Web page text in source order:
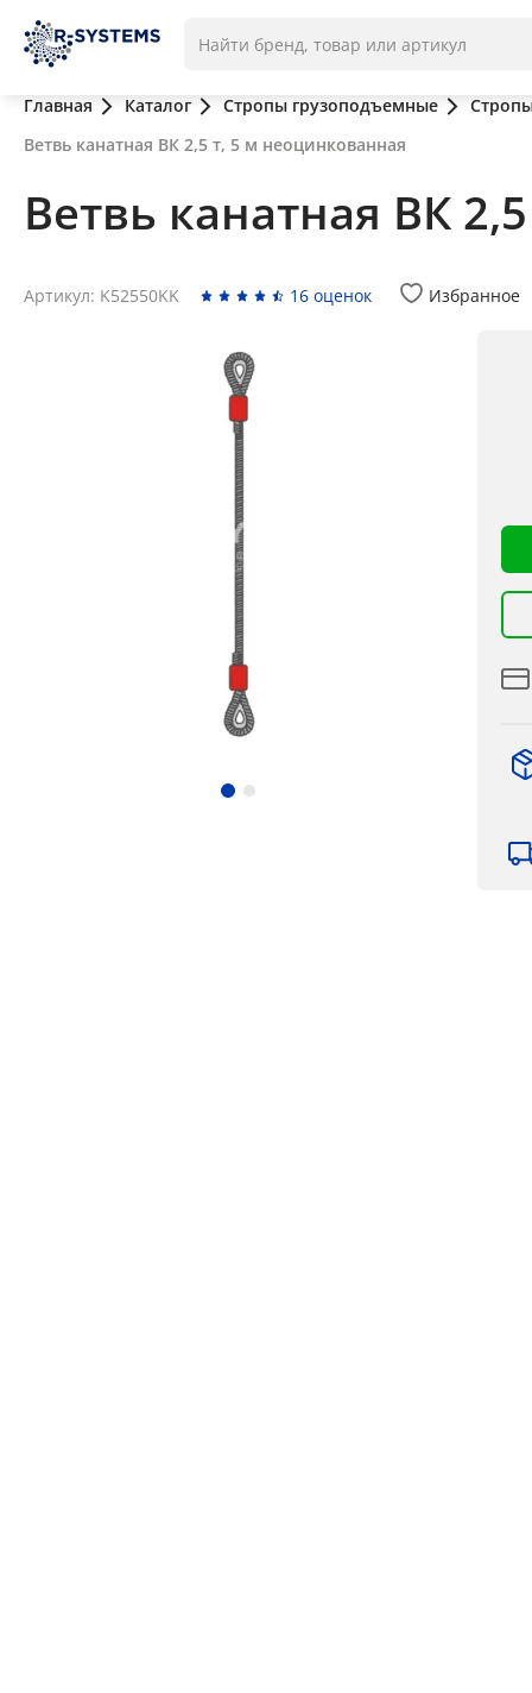
Главная Каталог Стропы грузоподъемные
Ветвь канатная ВК 2,5 т, 5 м неоцинкованная
Ветвь канатная ВК
Артикул: K52550KK 16 оценок Избранное